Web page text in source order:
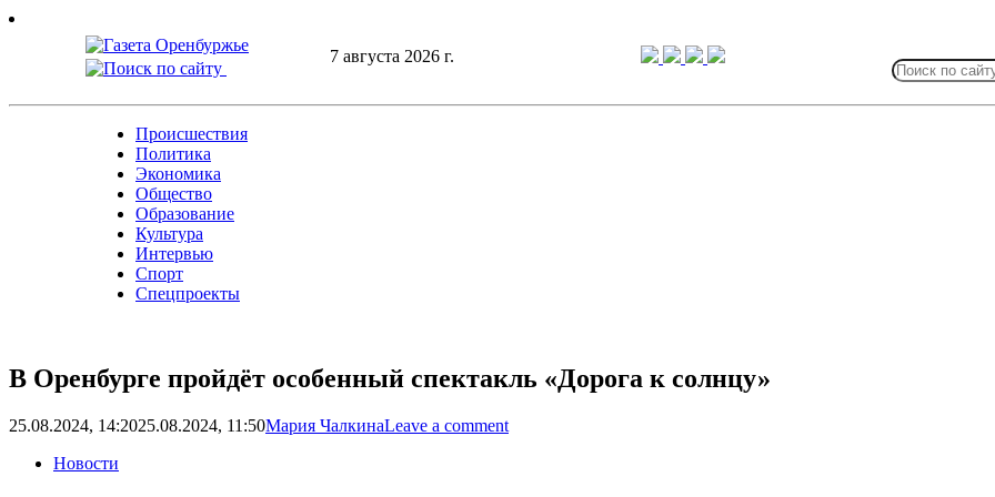
Skip
7 августа 2026 г.
for:
Происшествия
Политика
Экономика
Общество
Образование
Культура
Интервью
Спорт
Спецпроекты
В Оренбурге пройдёт особенный спектакль «Дорога к солнцу»
25.08.2024, 14:2025.08.2024, 11:50Мария ЧалкинаLeave a comment
Новости